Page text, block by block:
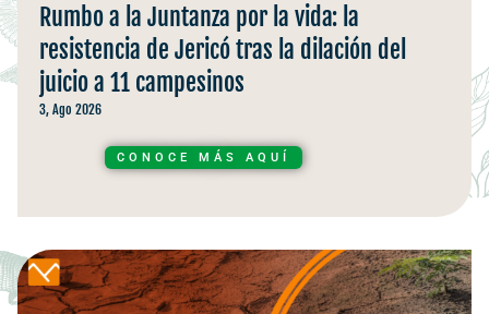
Rumbo a la Juntanza por la vida: la
resistencia de Jericó tras la dilación del
juicio a 11 campesinos
3, Ago 2026
CONOCE MÁS AQUÍ